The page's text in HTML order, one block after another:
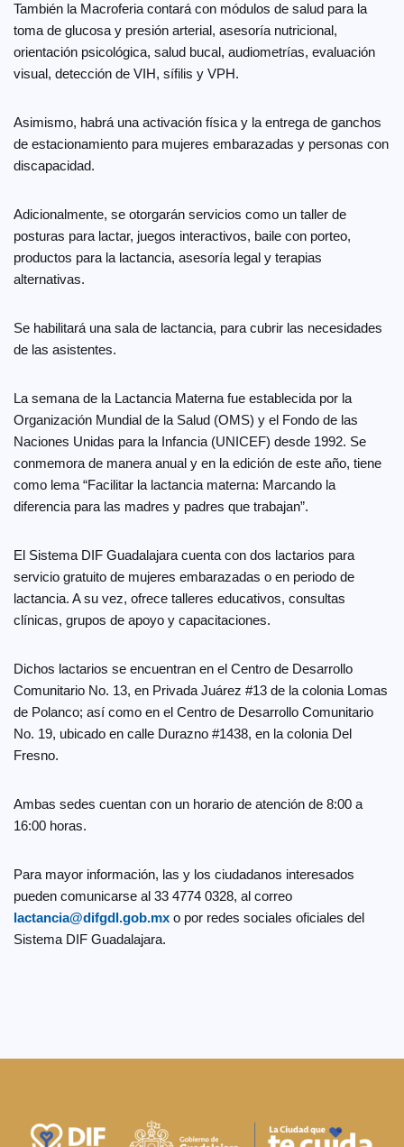
También la Macroferia contará con módulos de salud para la
toma de glucosa y presión arterial, asesoría nutricional,
orientación psicológica, salud bucal, audiometrías, evaluación
visual, detección de VIH, sífilis y VPH.
Asimismo, habrá una activación física y la entrega de ganchos
de estacionamiento para mujeres embarazadas y personas con
discapacidad.
Adicionalmente, se otorgarán servicios como un taller de
posturas para lactar, juegos interactivos, baile con porteo,
productos para la lactancia, asesoría legal y terapias
alternativas.
Se habilitará una sala de lactancia, para cubrir las necesidades
de las asistentes.
La semana de la Lactancia Materna fue establecida por la
Organización Mundial de la Salud (OMS) y el Fondo de las
Naciones Unidas para la Infancia (UNICEF) desde 1992. Se
conmemora de manera anual y en la edición de este año, tiene
como lema “Facilitar la lactancia materna: Marcando la
diferencia para las madres y padres que trabajan”.
El Sistema DIF Guadalajara cuenta con dos lactarios para
servicio gratuito de mujeres embarazadas o en periodo de
lactancia. A su vez, ofrece talleres educativos, consultas
clínicas, grupos de apoyo y capacitaciones.
Dichos lactarios se encuentran en el Centro de Desarrollo
Comunitario No. 13, en Privada Juárez #13 de la colonia Lomas
de Polanco; así como en el Centro de Desarrollo Comunitario
No. 19, ubicado en calle Durazno #1438, en la colonia Del
Fresno.
Ambas sedes cuentan con un horario de atención de 8:00 a
16:00 horas.
Para mayor información, las y los ciudadanos interesados
pueden comunicarse al 33 4774 0328, al correo
lactancia@difgdl.gob.mx o por redes sociales oficiales del
Sistema DIF Guadalajara.